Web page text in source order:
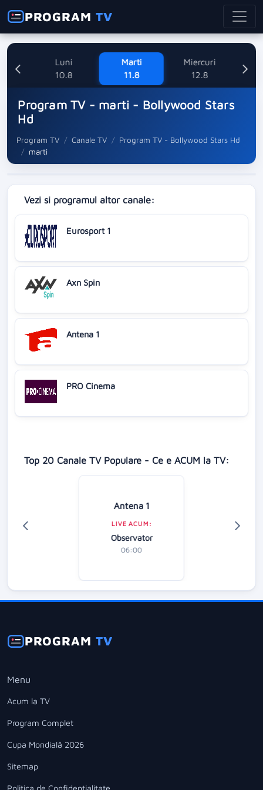
PROGRAMTV
Luni
10.8
Marti
11.8
Miercuri
12.8
Program TV - marti - Bollywood Stars
Hd
Program TV Canale TV
Program TV - Bollywood Stars Hd
marti
Vezi si programul altor canale:
Eurosport 1
Axn Spin
Antena 1
PRO Cinema
Top 20 Canale TV Populare - Ce e ACUM la TV:
Antena 1
LIVE ACUM:
Observator
06:00
PROGRAMTV
Menu
Acum la TV
Program Complet
Cupa Mondială 2026
Sitemap
Politica de Confidentialitate